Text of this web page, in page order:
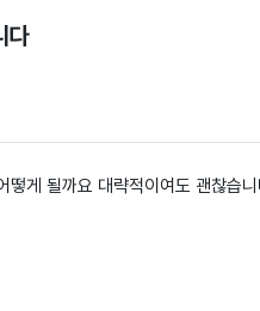
다
게 될까요 대략적이여도 괜찮습